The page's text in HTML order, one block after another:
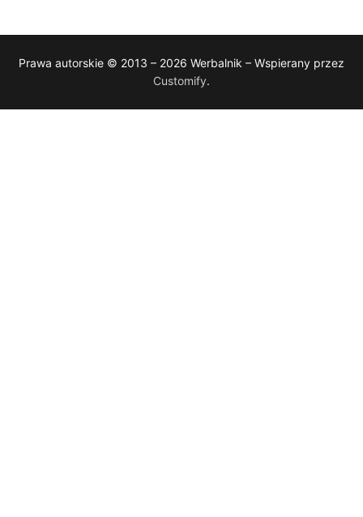
Prawa autorskie © 2013 – 2026 Werbalnik – Wspierany przez
Customify.